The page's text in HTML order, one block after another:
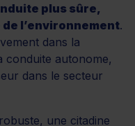
plus sûre,
l’environnement.
dans la
conduite autonome,
dans le secteur
robuste, une citadine